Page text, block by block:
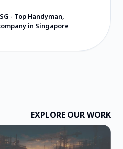
所交付产品的软件开
Digital。他们的定价非
烈推荐他们！
- Top Handyman,
in Singapore
EXPLORE OUR WORK